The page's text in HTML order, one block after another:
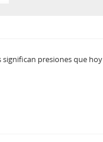
presiones que hoy